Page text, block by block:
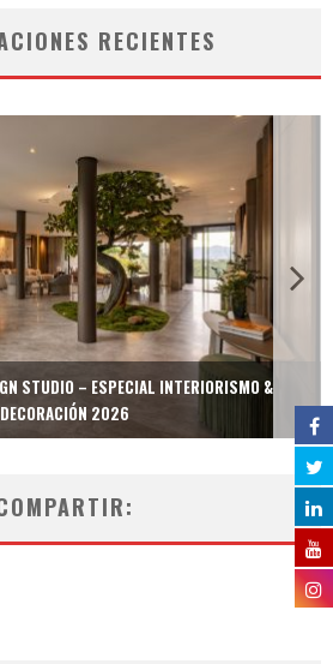
RECIENTES
STUDIO – ESPECIAL INTERIORISMO &
DECORACIÓN 2026